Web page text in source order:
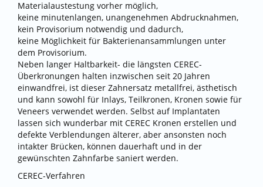
Materialaustestung vorher möglich,
keine minutenlangen, unangenehmen Abdrucknahmen,
kein Provisorium notwendig und dadurch,
keine Möglichkeit für Bakterienansammlungen unter
dem Provisorium.
Neben langer Haltbarkeit- die längsten CEREC-
Überkronungen halten inzwischen seit 20 Jahren
einwandfrei, ist dieser Zahnersatz metallfrei, ästhetisch
und kann sowohl für Inlays, Teilkronen, Kronen sowie für
Veneers verwendet werden. Selbst auf Implantaten
lassen sich wunderbar mit CEREC Kronen erstellen und
defekte Verblendungen älterer, aber ansonsten noch
intakter Brücken, können dauerhaft und in der
gewünschten Zahnfarbe saniert werden.
CEREC-Verfahren